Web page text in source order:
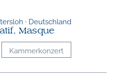
· Deutschland
Masque
Kammerkonzert